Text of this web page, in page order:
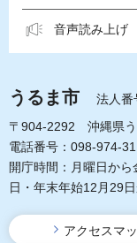
音声読み上げ
うるま市
法人番
〒904-2292 沖縄県う
電話番号：098-974-
開庁時間：月曜日か
日・年末年始12月29
アクセスマ